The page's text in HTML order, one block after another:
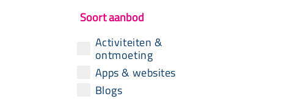
Soort aanbod
Activiteiten &
ontmoeting
Apps & websites
Blogs